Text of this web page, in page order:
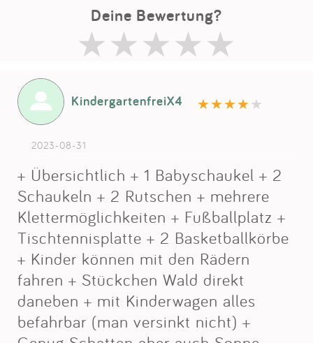
Deine Bewertung?
KindergartenfreiX4
2023-08-31
+ Übersichtlich + 1 Babyschaukel + 2
Schaukeln + 2 Rutschen + mehrere
Klettermöglichkeiten + Fußballplatz +
Tischtennisplatte + 2 Basketballkörbe
+ Kinder können mit den Rädern
fahren + Stückchen Wald direkt
daneben + mit Kinderwagen alles
befahrbar (man versinkt nicht) +